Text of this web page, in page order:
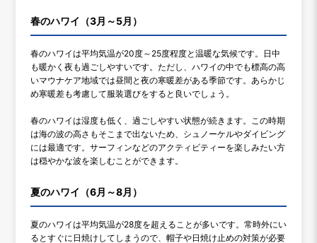
春のハワイ（3月～5月）
春のハワイは平均気温が20度～25度程度と温暖な気候です。日中
も暖かく夜も過ごしやすいです。ただし、ハワイの中でも標高の高
いマウナケア地域では昼間と夜の寒暖差がある季節です。あらかじ
め寒暖差も考慮して服装選びをすると良いでしょう。
春のハワイは湿度も低く、過ごしやすい状態が続きます。この時期
は海の波の高さもそこまで出ないため、シュノーケルやダイビング
には最適です。サーフィンなどのアクティビティーを楽しみたい方
は穏やかな波を楽しむことができます。
夏のハワイ（6月～8月）
夏のハワイは平均気温が28度を超えることが多いです。常時外にい
るとすぐに日焼けしてしまうので、帽子や日焼け止めの対策が必要